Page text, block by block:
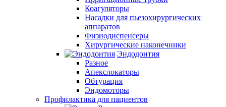
Коагуляторы
Насадки для пьезохирургических
аппаратов
Физиодиспенсеры
Хирургические наконечники
Эндодонтия
Разное
Апекслокаторы
Обтурация
Эндомоторы
Профилактика для пациентов